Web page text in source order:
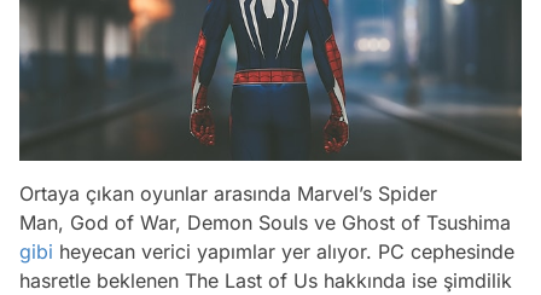
Ortaya çıkan oyunlar arasında Marvel’s Spider
Man, God of War, Demon Souls ve Ghost of Tsushima
gibi heyecan verici yapımlar yer alıyor. PC cephesinde
hasretle beklenen The Last of Us hakkında ise şimdilik